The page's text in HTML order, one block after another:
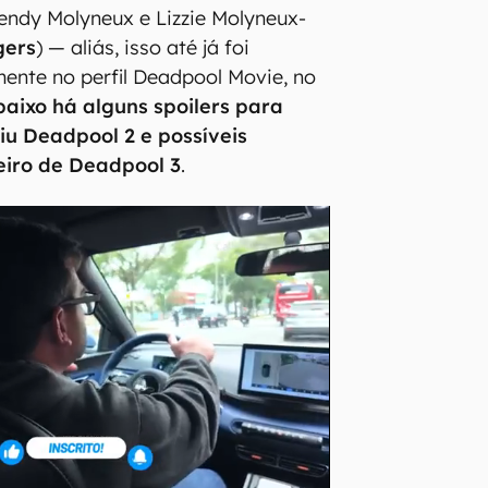
Molyneux e Lizzie Molyneux-
) — aliás, isso até já foi
no perfil Deadpool Movie, no
há alguns spoilers para
Deadpool 2 e possíveis
de Deadpool 3.